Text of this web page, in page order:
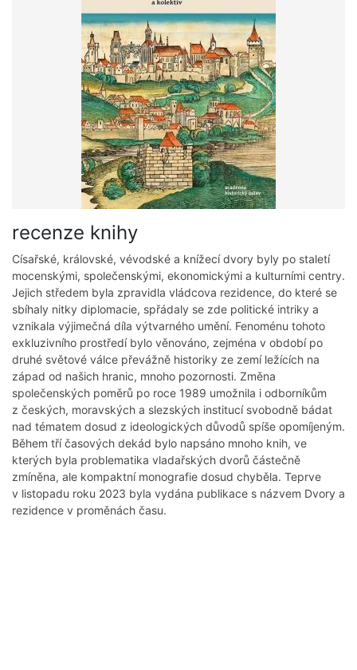
recenze knihy
Císařské, královské, vévodské a knížecí dvory byly po staletí
mocenskými, společenskými, ekonomickými a kulturními centry.
Jejich středem byla zpravidla vládcova rezidence, do které se
sbíhaly nitky diplomacie, spřádaly se zde politické intriky a
vznikala výjimečná díla výtvarného umění. Fenoménu tohoto
exkluzivního prostředí bylo věnováno, zejména v období po
druhé světové válce převážně historiky ze zemí ležících na
západ od našich hranic, mnoho pozornosti. Změna
společenských poměrů po roce 1989 umožnila i odborníkům
z českých, moravských a slezských institucí svobodně bádat
nad tématem dosud z ideologických důvodů spíše opomíjeným.
Během tří časových dekád bylo napsáno mnoho knih, ve
kterých byla problematika vladařských dvorů částečně
zmíněna, ale kompaktní monografie dosud chyběla. Teprve
v listopadu roku 2023 byla vydána publikace s názvem Dvory a
rezidence v proměnách času.